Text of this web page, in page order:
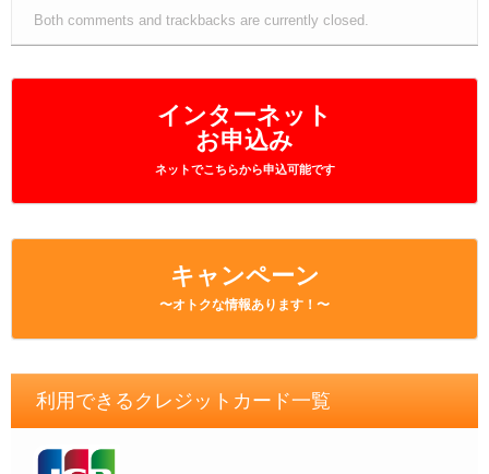
インターネット
お申込み
ネットでこちらから申込可能です
キャンペーン
〜オトクな情報あります！〜
利用できるクレジットカード一覧
Both comments and trackbacks are currently closed.